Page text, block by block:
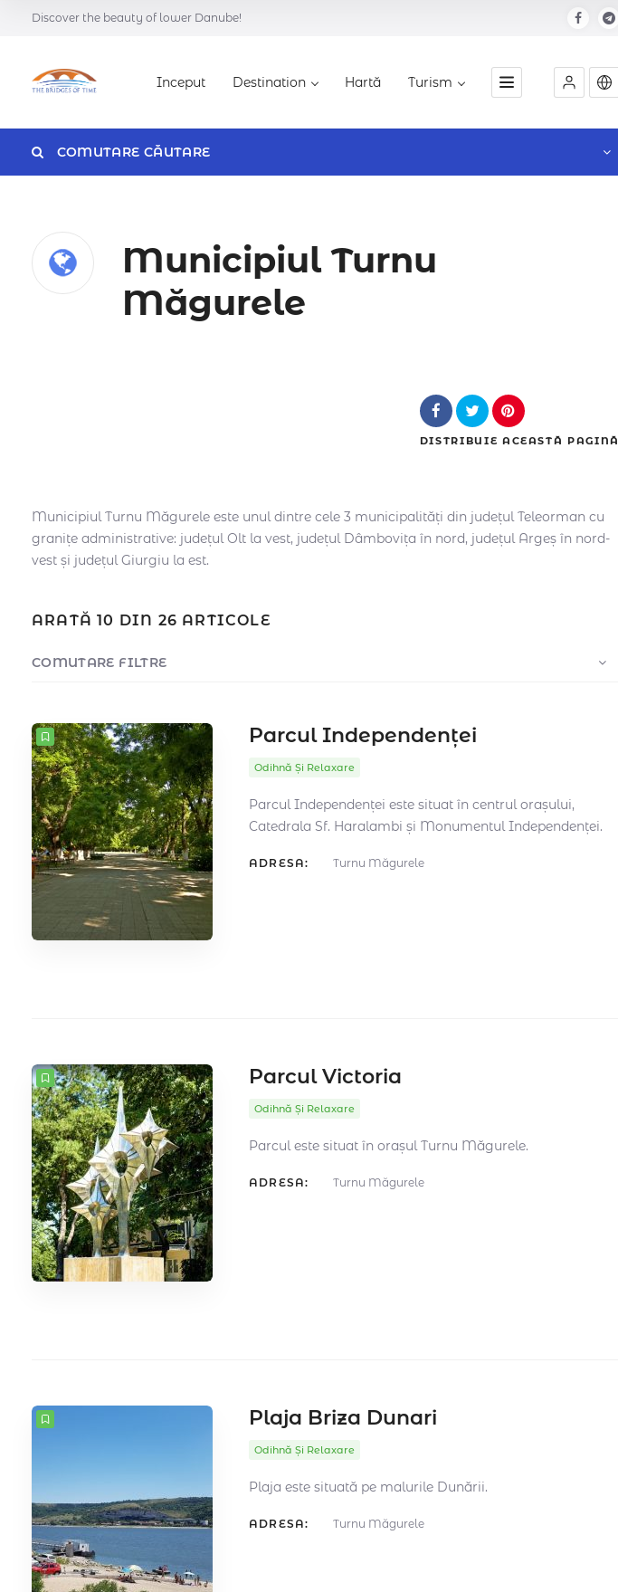
Discover the beauty of lower Danube!
Inceput Destination Hartă Turism
COMUTARE CĂUTARE
Caută
Municipiul Turnu
Măgurele
DISTRIBUIE ACEASTĂ PAGINĂ
Municipiul Turnu Măgurele este unul dintre cele 3 municipalități din județul Teleorman cu
granițe administrative: județul Olt la vest, județul Dâmbovița în nord, județul Argeș în nord-
vest și județul Giurgiu la est.
ARATĂ 10 DIN 26 ARTICOLE
COMUTARE FILTRE
CONTOR 10 SORTAȚI DUPĂ COMANDĂ
Parcul Independenței
Odihnă Și Relaxare
Parcul Independenței este situat în centrul orașului,
Catedrala Sf. Haralambi și Monumentul Independenței.
ADRESA: Turnu Măgurele
Parcul Victoria
Odihnă Și Relaxare
Parcul este situat în orașul Turnu Măgurele.
ADRESA: Turnu Măgurele
Plaja Briza Dunari
Odihnă Și Relaxare
Plaja este situată pe malurile Dunării.
ADRESA: Turnu Măgurele